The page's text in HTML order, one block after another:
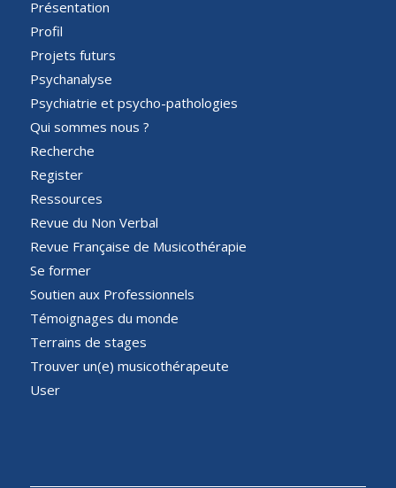
Présentation
Profil
Projets futurs
Psychanalyse
Psychiatrie et psycho-pathologies
Qui sommes nous ?
Recherche
Register
Ressources
Revue du Non Verbal
Revue Française de Musicothérapie
Se former
Soutien aux Professionnels
Témoignages du monde
Terrains de stages
Trouver un(e) musicothérapeute
User